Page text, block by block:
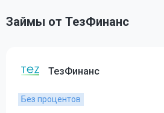
Займы от ТезФинанс
ТезФинанс
Без процентов